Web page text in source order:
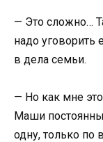
— Это сложно…
надо уговорить
в дела семьи.
— Но как мне
Маши
одну, только по